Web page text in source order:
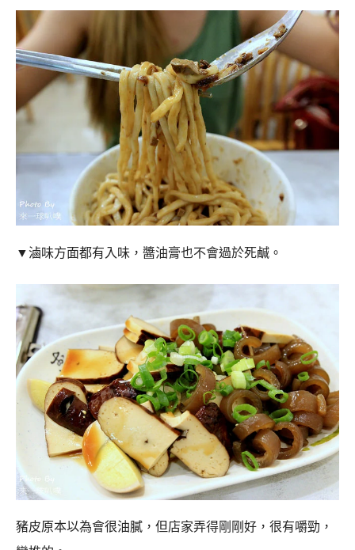
▼滷味方面都有入味，醬油膏也不會過於死鹹。
豬皮原本以為會很油膩，但店家弄得剛剛好，很有嚼勁，